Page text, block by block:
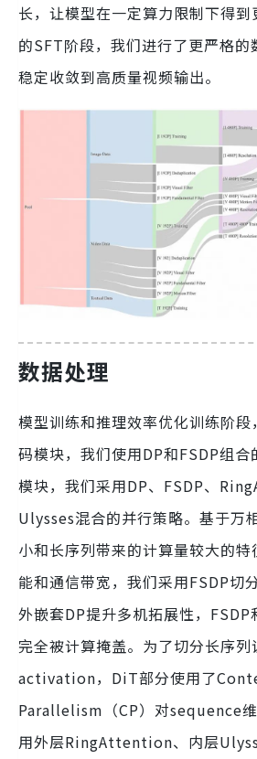
长，让模型在一定算力限制下得
的SFT阶段，我们进行了更严格
稳定收敛到高质量视频输出。
数据处理
模型训练和推理效率优化训练阶
码模块，我们使用DP和FSDP组
模块，我们采用DP、FSDP、
Ulysses混合的并行策略。基于万
小和长序列带来的计算量较大的
能和通信带宽，我们采用FSDP切
外嵌套DP提升多机拓展性，FSDP
完全被计算掩盖。为了切分长序列
activation，DiT部分使用了
Parallelism（CP）对sequence
用外层RingAttention、内层